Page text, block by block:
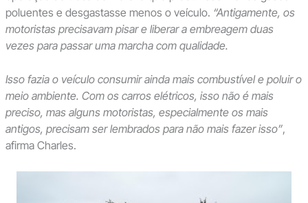
poluentes e desgastasse menos o veículo. “Antigamente, os
motoristas precisavam pisar e liberar a embreagem duas
vezes para passar uma marcha com qualidade.
Isso fazia o veículo consumir ainda mais combustível e poluir o
meio ambiente. Com os carros elétricos, isso não é mais
preciso, mas alguns motoristas, especialmente os mais
antigos, precisam ser lembrados para não mais fazer isso”,
afirma Charles.